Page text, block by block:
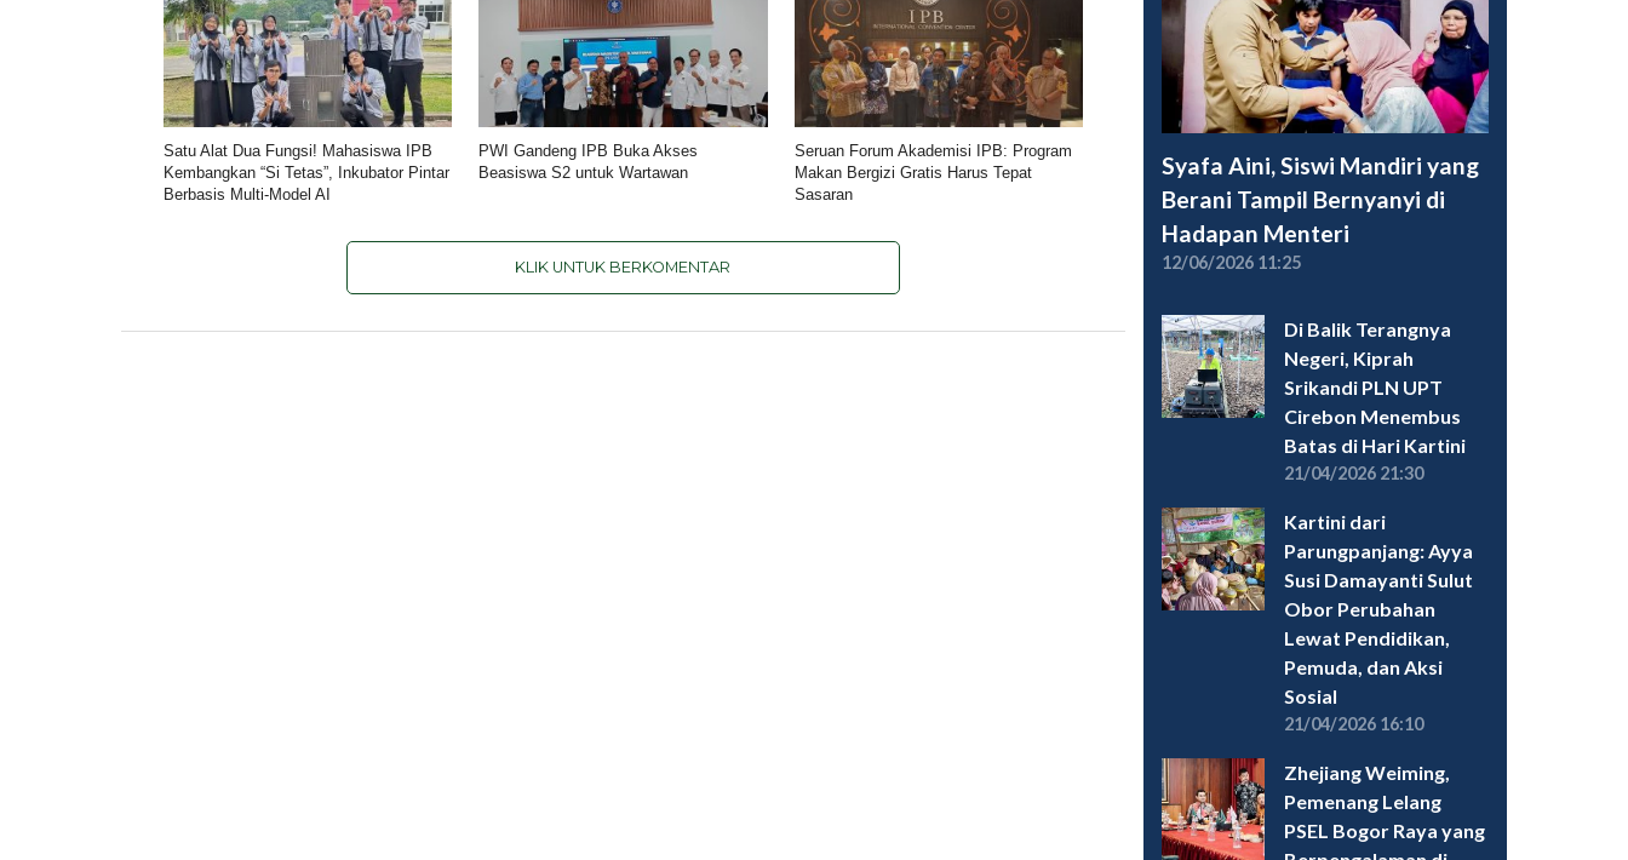
Satu Alat Dua Fungsi! Mahasiswa IPB
Kembangkan “Si Tetas”, Inkubator Pintar
Berbasis Multi-Model AI
PWI Gandeng IPB Buka Akses
Beasiswa S2 untuk Wartawan
Seruan Forum Akademisi IPB: Program
Makan Bergizi Gratis Harus Tepat
Sasaran
KLIK UNTUK BERKOMENTAR
Syafa Aini, Siswi Mandiri yang
Berani Tampil Bernyanyi di
Hadapan Menteri
12/06/2026 11:25
Di Balik Terangnya
Negeri, Kiprah
Srikandi PLN UPT
Cirebon Menembus
Batas di Hari Kartini
21/04/2026 21:30
Kartini dari
Parungpanjang: Ayya
Susi Damayanti Sulut
Obor Perubahan
Lewat Pendidikan,
Pemuda, dan Aksi
Sosial
21/04/2026 16:10
Zhejiang Weiming,
Pemenang Lelang
PSEL Bogor Raya yang